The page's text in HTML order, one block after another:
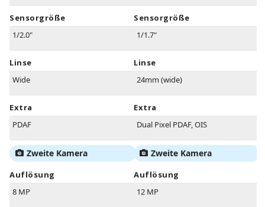
Sensorgröße
1/2.0"
Linse
Wide
Extra
PDAF
Zweite Kamera
Auflösung
8 MP
Sensorgröße
1/1.7"
Linse
24mm (wide)
Extra
Dual Pixel PDAF, OIS
Zweite Kamera
Auflösung
12 MP